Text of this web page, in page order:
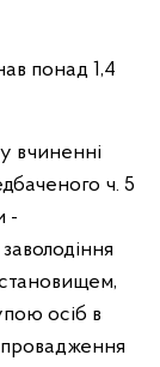
понад 1,4
вчиненні
ч. 5
-
осіб в